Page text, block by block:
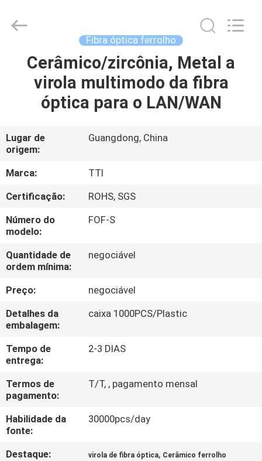
CASA
PRODUTOS
SOBRE
NÓS
EXCURSÃO
DA
FÁBRICA
CONTROLE
DA
QUALIDADE
CONTACTE-
NOS
PEÇA
UMAS
CITAÇÕES
Communication
Tech.
Fibra óptica ferrolho
Cerâmico/zircônia, Metal a
virola multimodo da fibra
óptica para o LAN/WAN
Lugar de
origem:
Guangdong, China
Marca:
TTI
Certificação:
ROHS, SGS
Número do
modelo:
FOF-S
Quantidade de
ordem mínima:
negociável
Preço:
negociável
Detalhes da
embalagem:
caixa 1000PCS/Plastic
Tempo de
entrega:
2-3 DIAS
Termos de
pagamento:
T/T, , pagamento mensal
Habilidade da
fonte:
30000pcs/day
Destaque: virola de fibra óptica, Cerâmico ferrolho